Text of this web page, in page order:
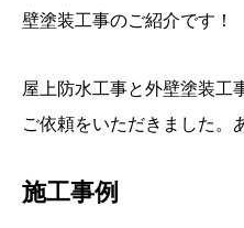
壁塗装工事のご紹介です！
屋上防水工事と外壁塗装工
ご依頼をいただきました。
施工事例